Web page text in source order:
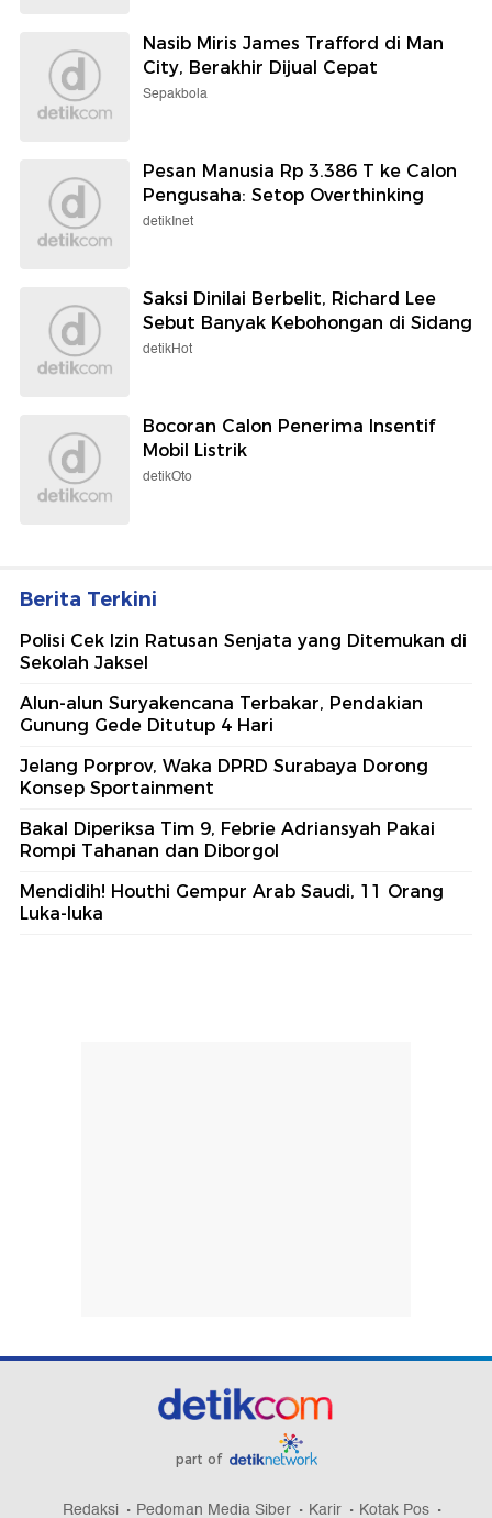
Nasib Miris James Trafford di Man
City, Berakhir Dijual Cepat
Sepakbola
Pesan Manusia Rp 3.386 T ke Calon
Pengusaha: Setop Overthinking
detikInet
Saksi Dinilai Berbelit, Richard Lee
Sebut Banyak Kebohongan di Sidang
detikHot
Bocoran Calon Penerima Insentif
Mobil Listrik
detikOto
Berita Terkini
Polisi Cek Izin Ratusan Senjata yang Ditemukan di
Sekolah Jaksel
Alun-alun Suryakencana Terbakar, Pendakian
Gunung Gede Ditutup 4 Hari
Jelang Porprov, Waka DPRD Surabaya Dorong
Konsep Sportainment
Bakal Diperiksa Tim 9, Febrie Adriansyah Pakai
Rompi Tahanan dan Diborgol
Mendidih! Houthi Gempur Arab Saudi, 11 Orang
Luka-luka
part of
Redaksi Pedoman Media Siber Karir Kotak Pos